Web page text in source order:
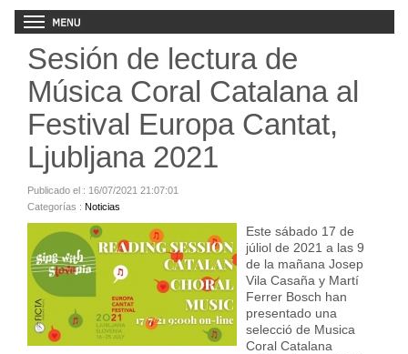
Sesión de lectura de
Música Coral Catalana al
Festival Europa Cantat,
Ljubljana 2021
Publicado el : 16/07/2021 21:07:01
Categorías : Noticias
Este sábado 17 de
júliol de 2021 a las 9
de la mañana Josep
Vila Casaña y Martí
Ferrer Bosch han
presentado una
selecció de Musica
Coral Catalana